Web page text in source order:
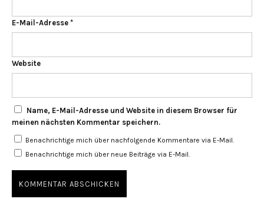
E-Mail-Adresse *
Website
Name, E-Mail-Adresse und Website in diesem Browser für
meinen nächsten Kommentar speichern.
Benachrichtige mich über nachfolgende Kommentare via E-Mail.
Benachrichtige mich über neue Beiträge via E-Mail.